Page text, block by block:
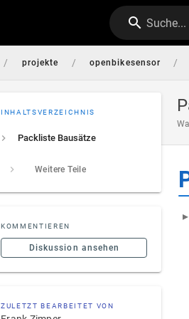
Suche...
/ projekte / openbikesensor /
INHALTSVERZEICHNIS
Packliste Bausätze
Weitere Teile
KOMMENTIEREN
Diskussion ansehen
ZULETZT BEARBEITET VON